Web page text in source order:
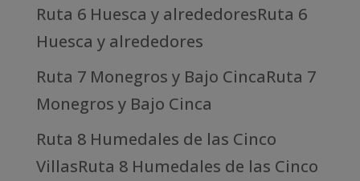
Ruta 6 Huesca y alrededoresRuta 6
Huesca y alrededores
Ruta 7 Monegros y Bajo CincaRuta 7
Monegros y Bajo Cinca
Ruta 8 Humedales de las Cinco
VillasRuta 8 Humedales de las Cinco